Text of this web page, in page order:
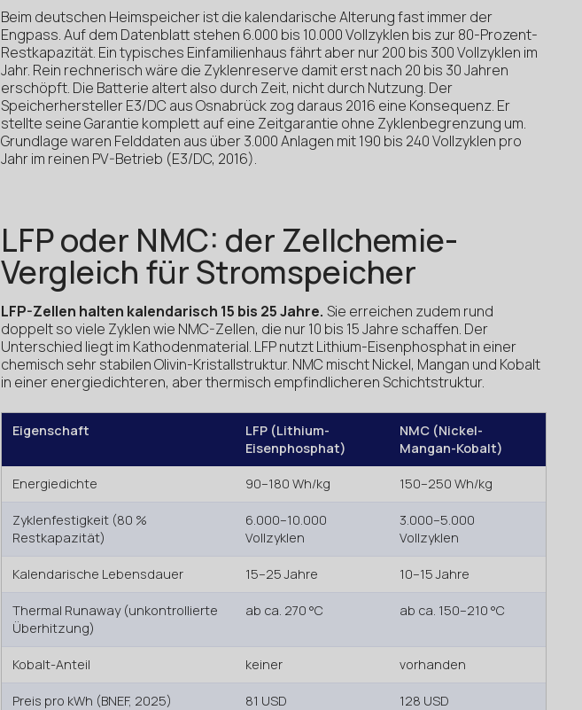
Beim deutschen Heimspeicher ist die kalendarische Alterung fast immer der
Engpass. Auf dem Datenblatt stehen 6.000 bis 10.000 Vollzyklen bis zur 80-Prozent-
Restkapazität. Ein typisches Einfamilienhaus fährt aber nur 200 bis 300 Vollzyklen im
Jahr. Rein rechnerisch wäre die Zyklenreserve damit erst nach 20 bis 30 Jahren
erschöpft. Die Batterie altert also durch Zeit, nicht durch Nutzung. Der
Speicherhersteller E3/DC aus Osnabrück zog daraus 2016 eine Konsequenz. Er
stellte seine Garantie komplett auf eine Zeitgarantie ohne Zyklenbegrenzung um.
Grundlage waren Felddaten aus über 3.000 Anlagen mit 190 bis 240 Vollzyklen pro
Jahr im reinen PV-Betrieb (E3/DC, 2016).
LFP oder NMC: der Zellchemie-
Vergleich für Stromspeicher
LFP-Zellen halten kalendarisch 15 bis 25 Jahre. Sie erreichen zudem rund
doppelt so viele Zyklen wie NMC-Zellen, die nur 10 bis 15 Jahre schaffen. Der
Unterschied liegt im Kathodenmaterial. LFP nutzt Lithium-Eisenphosphat in einer
chemisch sehr stabilen Olivin-Kristallstruktur. NMC mischt Nickel, Mangan und Kobalt
in einer energiedichteren, aber thermisch empfindlicheren Schichtstruktur.
Eigenschaft
LFP (Lithium-
Eisenphosphat)
NMC (Nickel-
Mangan-Kobalt)
Energiedichte 90–180 Wh/kg 150–250 Wh/kg
Zyklenfestigkeit (80 %
Restkapazität)
6.000–10.000
Vollzyklen
3.000–5.000
Vollzyklen
Kalendarische Lebensdauer 15–25 Jahre 10–15 Jahre
Thermal Runaway (unkontrollierte
Überhitzung)
ab ca. 270 °C ab ca. 150–210 °C
Kobalt-Anteil keiner vorhanden
Preis pro kWh (BNEF, 2025) 81 USD 128 USD